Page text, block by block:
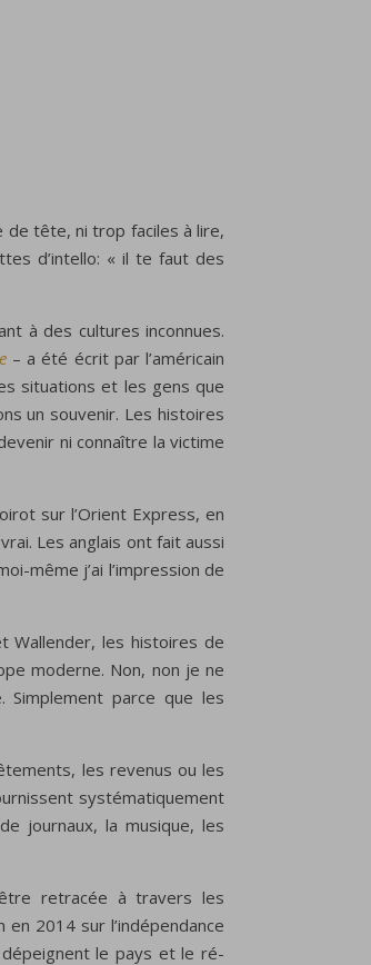
de tête, ni trop faciles à lire,
d’intello: « il te faut des
à des cultures inconnues.
– a été écrit par l’américain
situations et les gens que
un souvenir. Les histoires
ni connaître la victime
sur l’Orient Express, en
Les anglais ont fait aussi
même j’ai l’impression de
Wallender, les histoires de
moderne. Non, non je ne
Simplement parce que les
les revenus ou les
systématiquement
journaux, la musique, les
retracée à travers les
2014 sur l’indépendance
le pays et le ré-